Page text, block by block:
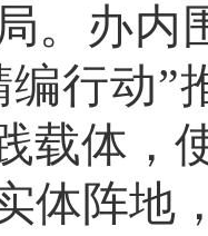
。办内
行动”
载体，
体阵地